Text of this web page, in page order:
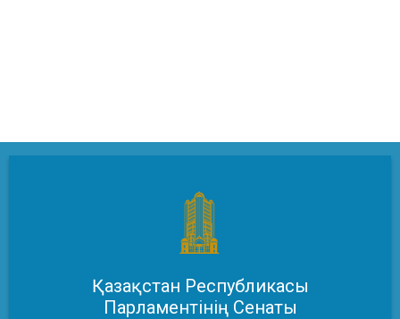
Қазақстан Республикасы
Парламентінің Сенаты